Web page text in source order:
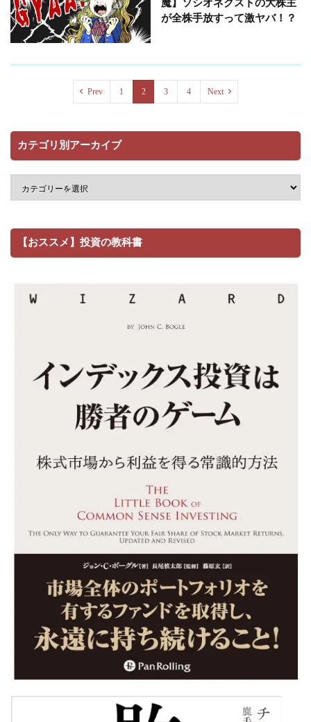
魔】ソシオネクストの大株主
が全株手放すって激ヤバ！？
Prev 1 2 3 4 Next
カテゴリ別アーカイブ
【おススメ】投資の教科書